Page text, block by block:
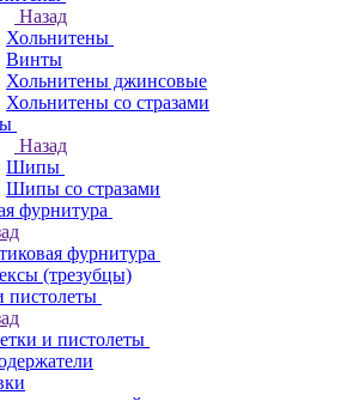
Назад
Хольнитены
Винты
Хольнитены джинсовые
Хольнитены со стразами
Назад
Шипы
Шипы со стразами
фурнитура
фурнитура
(трезубцы)
пистолеты
и пистолеты